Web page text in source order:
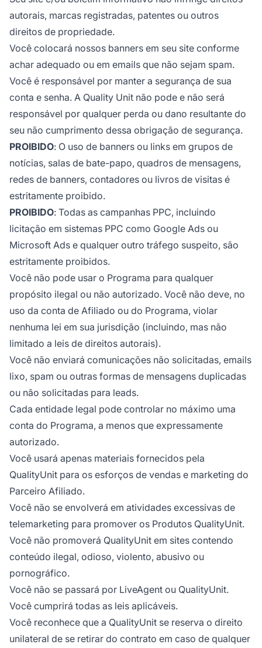
autorais, marcas registradas, patentes ou outros
direitos de propriedade.
Você colocará nossos banners em seu site conforme
achar adequado ou em emails que não sejam spam.
Você é responsável por manter a segurança de sua
conta e senha. A Quality Unit não pode e não será
responsável por qualquer perda ou dano resultante do
seu não cumprimento dessa obrigação de segurança.
PROIBIDO: O uso de banners ou links em grupos de
notícias, salas de bate-papo, quadros de mensagens,
redes de banners, contadores ou livros de visitas é
estritamente proibido.
PROIBIDO: Todas as campanhas PPC, incluindo
licitação em sistemas PPC como Google Ads ou
Microsoft Ads e qualquer outro tráfego suspeito, são
estritamente proibidos.
Você não pode usar o Programa para qualquer
propósito ilegal ou não autorizado. Você não deve, no
uso da conta de Afiliado ou do Programa, violar
nenhuma lei em sua jurisdição (incluindo, mas não
limitado a leis de direitos autorais).
Você não enviará comunicações não solicitadas, emails
lixo, spam ou outras formas de mensagens duplicadas
ou não solicitadas para leads.
Cada entidade legal pode controlar no máximo uma
conta do Programa, a menos que expressamente
autorizado.
Você usará apenas materiais fornecidos pela
QualityUnit para os esforços de vendas e marketing do
Parceiro Afiliado.
Você não se envolverá em atividades excessivas de
telemarketing para promover os Produtos QualityUnit.
Você não promoverá QualityUnit em sites contendo
conteúdo ilegal, odioso, violento, abusivo ou
pornográfico.
Você não se passará por LiveAgent ou QualityUnit.
Você cumprirá todas as leis aplicáveis.
Você reconhece que a QualityUnit se reserva o direito
unilateral de se retirar do contrato em caso de qualquer